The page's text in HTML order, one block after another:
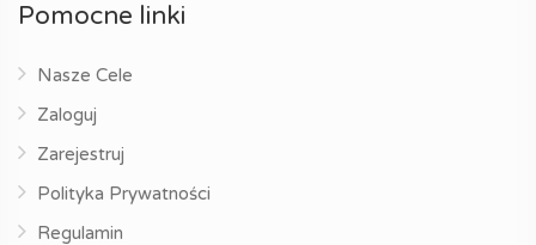
Pomocne linki
Nasze Cele
Zaloguj
Zarejestruj
Polityka Prywatności
Regulamin